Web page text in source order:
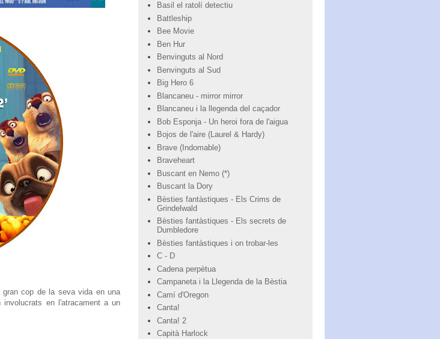
cop de la seva vida en una
en l'atracament a un
Basil el ratolí detectiu
Battleship
Bee Movie
Ben Hur
Benvinguts al Nord
Benvinguts al Sud
Big Hero 6
Blancaneu - mirror mirror
Blancaneu i la llegenda del caçador
Bob Esponja - Un heroi fora de l'aigua
Bojos de l'aire (Laurel & Hardy)
Brave (Indomable)
Braveheart
Buscant en Nemo (*)
Buscant la Dory
Bèsties fantàstiques - Els Crims de
Grindelwald
Bèsties fantàstiques - Els secrets de
Dumbledore
Bèsties fantàstiques i on trobar-les
C - D
Cadena perpètua
Campaneta i la Llegenda de la Bèstia
Camí d'Oregon
Canta!
Canta! 2
Capità Harlock